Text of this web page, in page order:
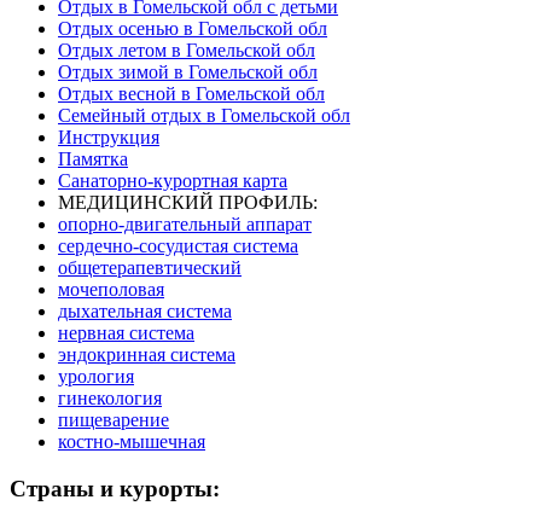
Отдых в Гомельской обл с детьми
Отдых осенью в Гомельской обл
Отдых летом в Гомельской обл
Отдых зимой в Гомельской обл
Отдых весной в Гомельской обл
Семейный отдых в Гомельской обл
Инструкция
Памятка
Санаторно-курортная карта
МЕДИЦИНСКИЙ ПРОФИЛЬ:
опорно-двигательный аппарат
сердечно-сосудистая система
общетерапевтический
мочеполовая
дыхательная система
нервная система
эндокринная система
урология
гинекология
пищеварение
костно-мышечная
Страны и курорты: